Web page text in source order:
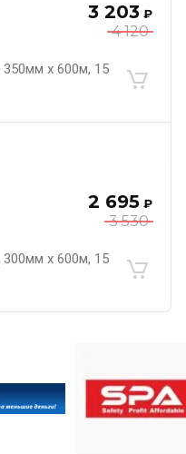
4 120
3 203 ₽
х 600м, 15
3 530
2 695 ₽
х 600м, 15